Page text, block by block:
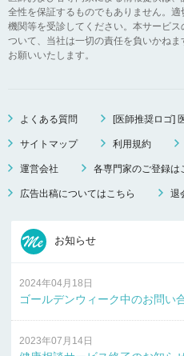
全性を保証するものでもありません。
機関等を受診してください。本サービ
ついて、当社は一切の責任を負いかね
お願いいたします。
よくある質問 [医師推奨ロゴ]
サイトマップ 利用規約
運営会社 各専門家のご登録は
広告出稿についてはこちら 退
お知らせ
2024年04月18日
ゴールデンウィーク中のお問い
2023年07月14日